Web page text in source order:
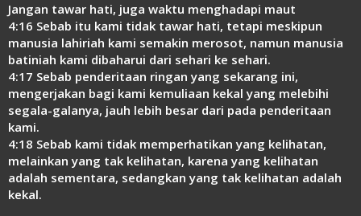
Jangan tawar hati, juga waktu menghadapi maut
4:16 Sebab itu kami tidak tawar hati, tetapi meskipun
manusia lahiriah kami semakin merosot, namun manusia
batiniah kami dibaharui dari sehari ke sehari.
4:17 Sebab penderitaan ringan yang sekarang ini,
mengerjakan bagi kami kemuliaan kekal yang melebihi
segala-galanya, jauh lebih besar dari pada penderitaan
kami.
4:18 Sebab kami tidak memperhatikan yang kelihatan,
melainkan yang tak kelihatan, karena yang kelihatan
adalah sementara, sedangkan yang tak kelihatan adalah
kekal.